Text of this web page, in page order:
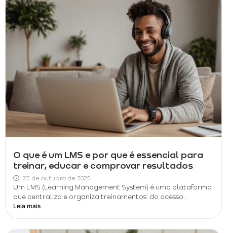
O que é um LMS e por que é essencial para
treinar, educar e comprovar resultados
22 de outubro de 2025
Um LMS (Learning Management System) é uma plataforma
que centraliza e organiza treinamentos: do acesso...
Leia mais